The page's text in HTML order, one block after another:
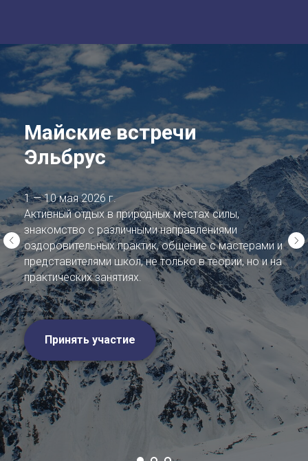
Майские встречи
Эльбрус
1 — 10 мая 2026 г.
Активный отдых в природных местах силы,
знакомство с различными направлениями
оздоровительных практик, общение с мастерами и
представителями школ, не только в теории, но и на
практических занятиях.
Принять участие